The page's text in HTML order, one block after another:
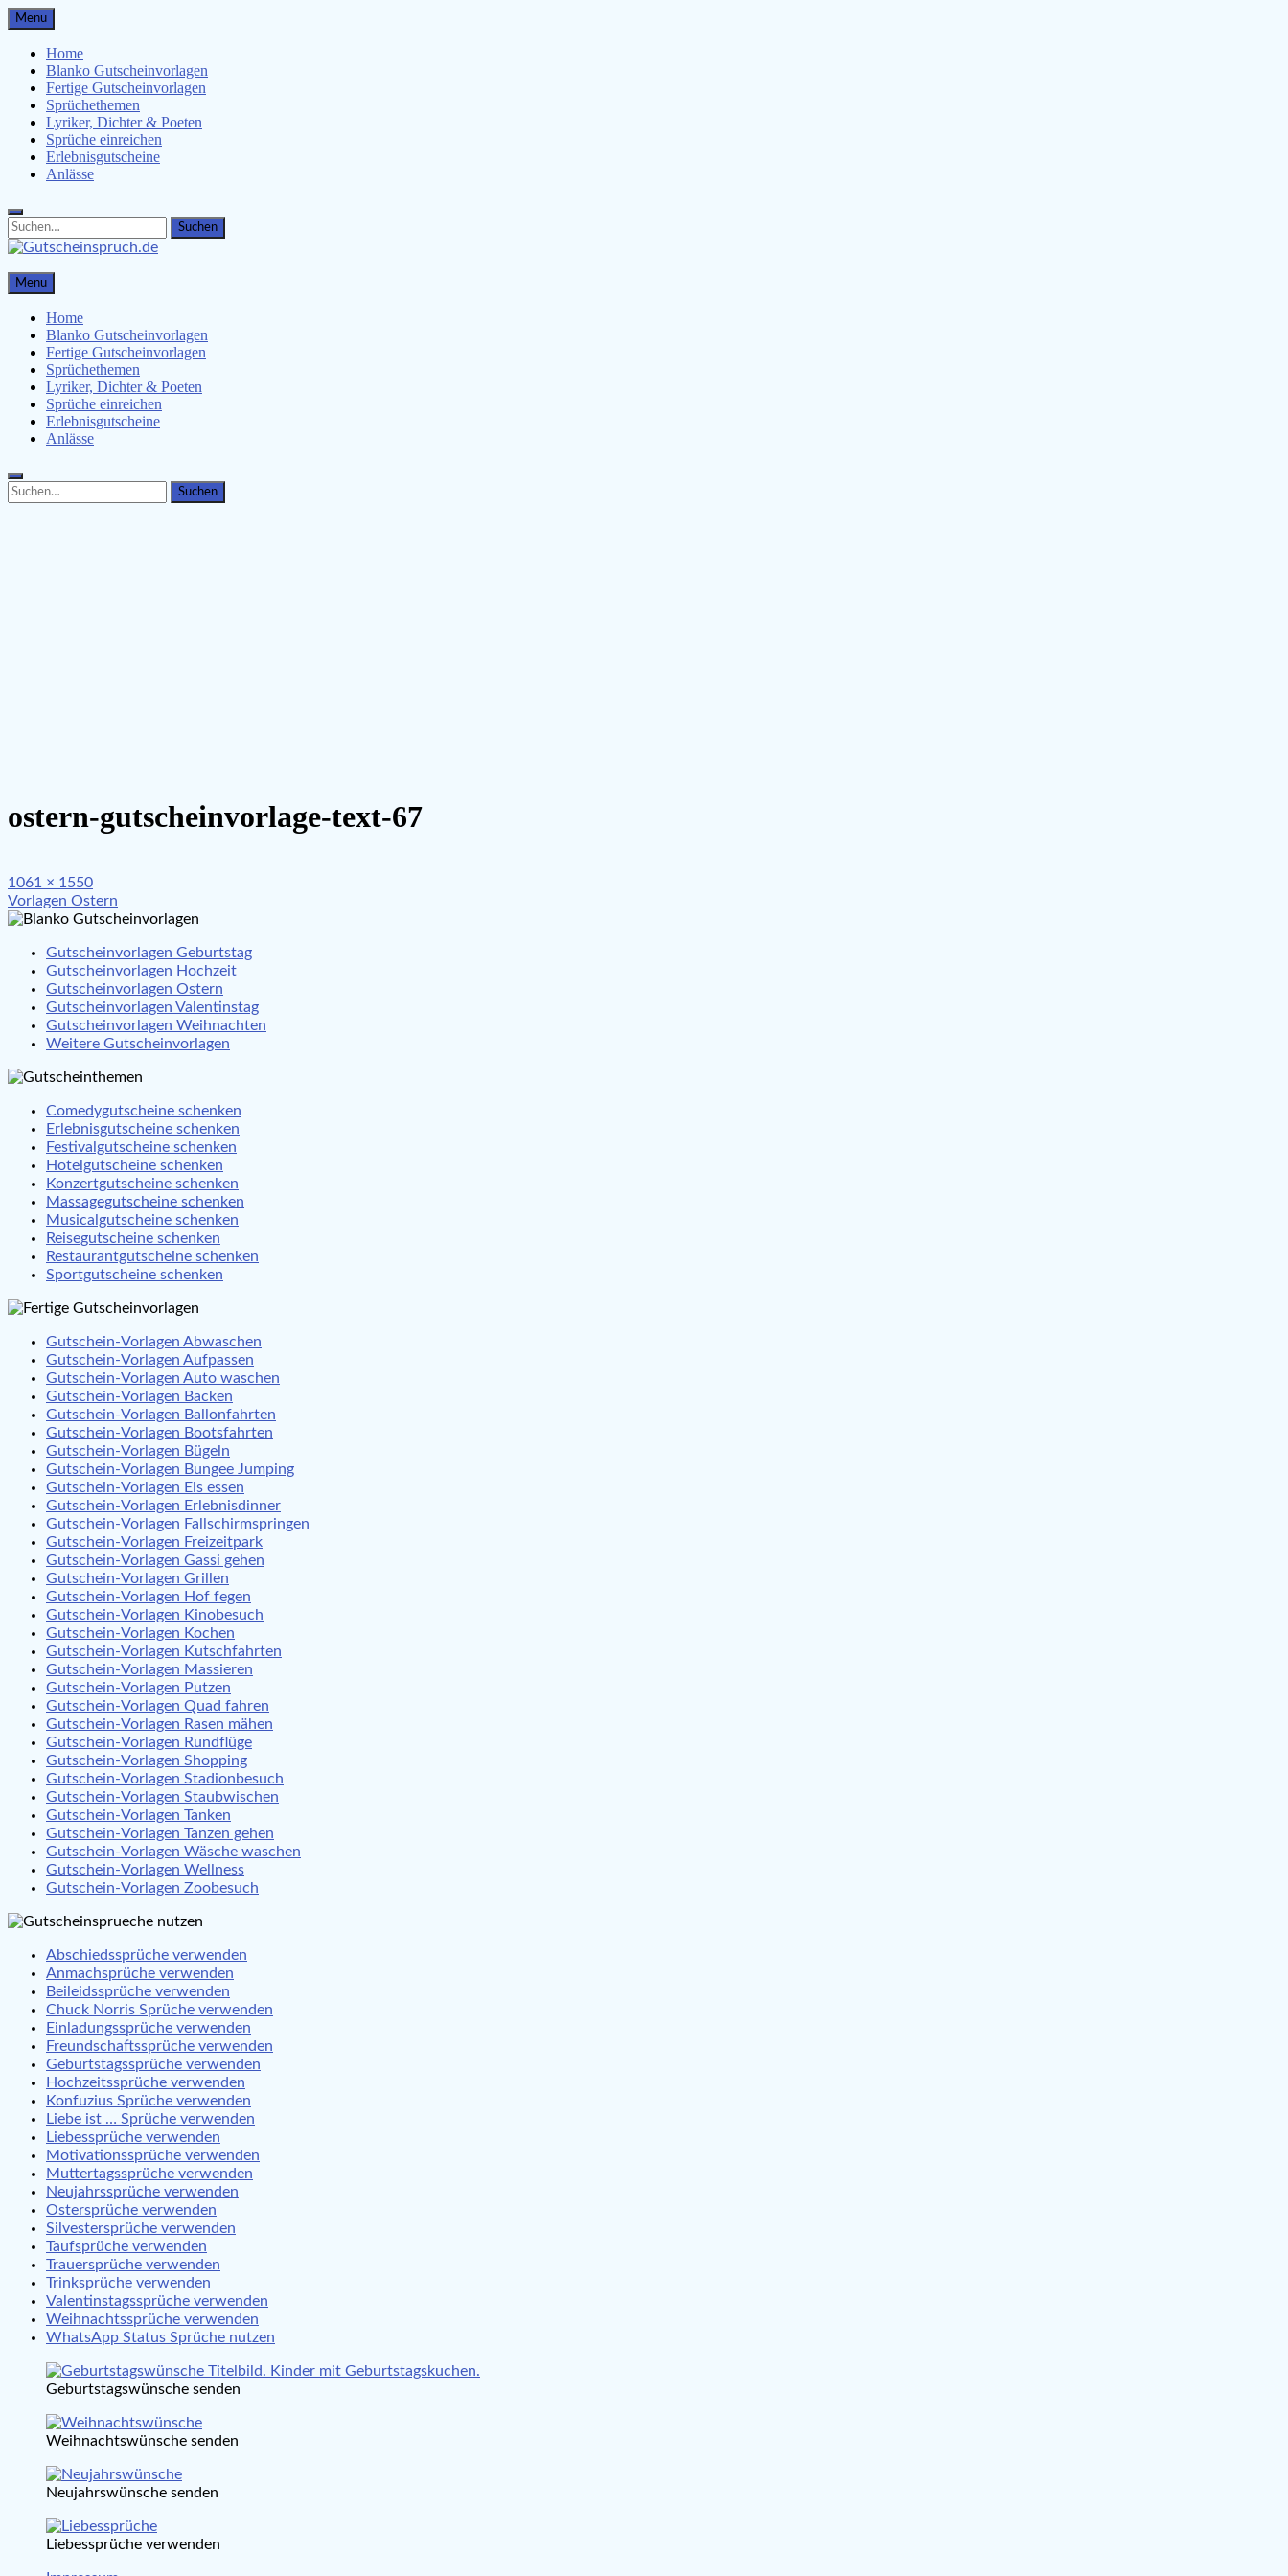
Skip
to
content
Menu
Home
Blanko Gutscheinvorlagen
Fertige Gutscheinvorlagen
Sprüchethemen
Lyriker, Dichter & Poeten
Sprüche einreichen
Erlebnisgutscheine
Anlässe
Search
for:
Search
Gutscheinspruch.de
Gutscheinsprüche & Gutscheinvorlagen finden
Menu
Home
Blanko Gutscheinvorlagen
Fertige Gutscheinvorlagen
Sprüchethemen
Lyriker, Dichter & Poeten
Sprüche einreichen
Erlebnisgutscheine
Anlässe
Search
for:
Search
ostern-gutscheinvorlage-text-67
Full
size
1061 × 1550
Beitragsnavigation
Vorlagen Ostern
Gutscheinvorlagen Geburtstag
Gutscheinvorlagen Hochzeit
Gutscheinvorlagen Ostern
Gutscheinvorlagen Valentinstag
Gutscheinvorlagen Weihnachten
Weitere Gutscheinvorlagen
Comedygutscheine schenken
Erlebnisgutscheine schenken
Festivalgutscheine schenken
Hotelgutscheine schenken
Konzertgutscheine schenken
Massagegutscheine schenken
Musicalgutscheine schenken
Reisegutscheine schenken
Restaurantgutscheine schenken
Sportgutscheine schenken
Gutschein-Vorlagen Abwaschen
Gutschein-Vorlagen Aufpassen
Gutschein-Vorlagen Auto waschen
Gutschein-Vorlagen Backen
Gutschein-Vorlagen Ballonfahrten
Gutschein-Vorlagen Bootsfahrten
Gutschein-Vorlagen Bügeln
Gutschein-Vorlagen Bungee Jumping
Gutschein-Vorlagen Eis essen
Gutschein-Vorlagen Erlebnisdinner
Gutschein-Vorlagen Fallschirmspringen
Gutschein-Vorlagen Freizeitpark
Gutschein-Vorlagen Gassi gehen
Gutschein-Vorlagen Grillen
Gutschein-Vorlagen Hof fegen
Gutschein-Vorlagen Kinobesuch
Gutschein-Vorlagen Kochen
Gutschein-Vorlagen Kutschfahrten
Gutschein-Vorlagen Massieren
Gutschein-Vorlagen Putzen
Gutschein-Vorlagen Quad fahren
Gutschein-Vorlagen Rasen mähen
Gutschein-Vorlagen Rundflüge
Gutschein-Vorlagen Shopping
Gutschein-Vorlagen Stadionbesuch
Gutschein-Vorlagen Staubwischen
Gutschein-Vorlagen Tanken
Gutschein-Vorlagen Tanzen gehen
Gutschein-Vorlagen Wäsche waschen
Gutschein-Vorlagen Wellness
Gutschein-Vorlagen Zoobesuch
Abschiedssprüche verwenden
Anmachsprüche verwenden
Beileidssprüche verwenden
Chuck Norris Sprüche verwenden
Einladungssprüche verwenden
Freundschaftssprüche verwenden
Geburtstagssprüche verwenden
Hochzeitssprüche verwenden
Konfuzius Sprüche verwenden
Liebe ist … Sprüche verwenden
Liebessprüche verwenden
Motivationssprüche verwenden
Muttertagssprüche verwenden
Neujahrssprüche verwenden
Ostersprüche verwenden
Silvestersprüche verwenden
Taufsprüche verwenden
Trauersprüche verwenden
Trinksprüche verwenden
Valentinstagssprüche verwenden
Weihnachtssprüche verwenden
WhatsApp Status Sprüche nutzen
Geburtstagswünsche senden
Weihnachtswünsche senden
Neujahrswünsche senden
Liebessprüche verwenden